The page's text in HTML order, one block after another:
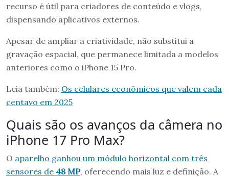
recurso é útil para criadores de conteúdo e vlogs,
dispensando aplicativos externos.
Apesar de ampliar a criatividade, não substitui a
gravação espacial, que permanece limitada a modelos
anteriores como o iPhone 15 Pro.
Leia também: Os celulares econômicos que valem cada
centavo em 2025
Quais são os avanços da câmera no
iPhone 17 Pro Max?
O aparelho ganhou um módulo horizontal com três
sensores de 48 MP, oferecendo mais luz e definição. A